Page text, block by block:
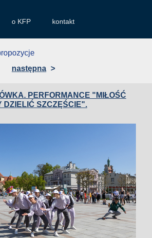
o KFP kontakt
następna >
PERFORMANCE "MIŁOŚĆ
DZIELIĆ SZCZĘŚCIE".